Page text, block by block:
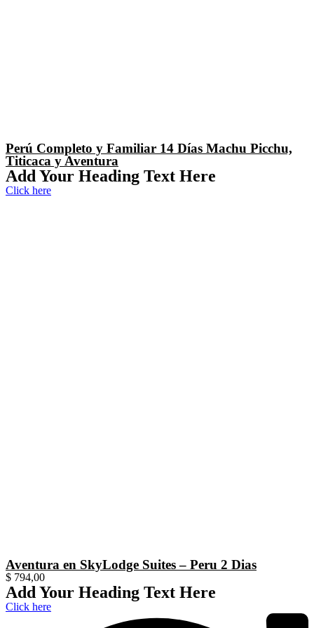
Perú Completo y Familiar 14 Días Machu Picchu,
Titicaca y Aventura
Add Your Heading Text Here
Click here
Aventura en SkyLodge Suites – Peru 2 Dias
$ 794,00
Add Your Heading Text Here
Click here